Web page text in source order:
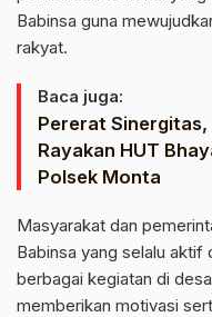
Babinsa guna
rakyat.
Baca juga:
Pererat
Rayakan HUT
Polsek Monta
Masyarakat dan
Babinsa yang selalu aktif
berbagai kegiatan di
memberikan motivasi